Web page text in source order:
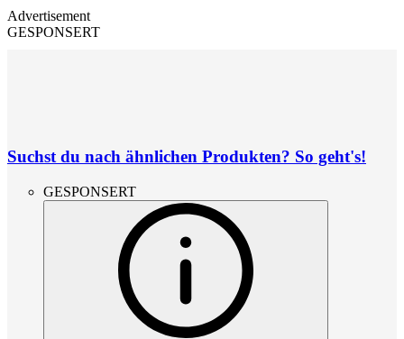
Advertisement
GESPONSERT
Suchst du nach ähnlichen Produkten? So geht's!
GESPONSERT